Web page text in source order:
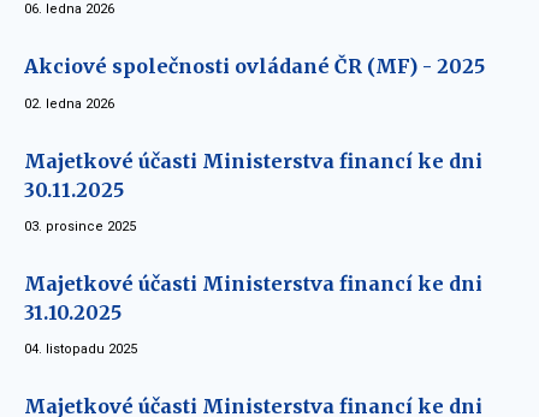
06. ledna 2026
Akciové společnosti ovládané ČR (MF) - 2025
02. ledna 2026
Majetkové účasti Ministerstva financí ke dni
30.11.2025
03. prosince 2025
Majetkové účasti Ministerstva financí ke dni
31.10.2025
04. listopadu 2025
Majetkové účasti Ministerstva financí ke dni